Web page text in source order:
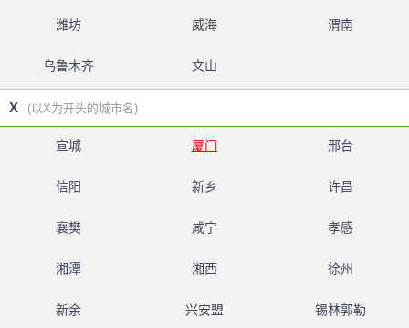
潍坊 威海 渭南
乌鲁木齐 文山
X (以X为开头的城市名)
宣城 厦门 邢台
信阳 新乡 许昌
襄樊 咸宁 孝感
湘潭 湘西 徐州
新余 兴安盟 锡林郭勒